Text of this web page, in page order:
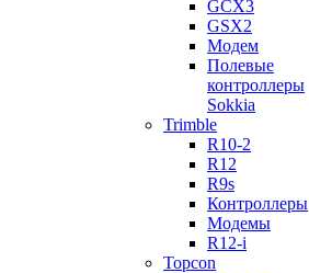
GCX3
GSX2
Модем
Полевые
контроллеры
Sokkia
Trimble
R10-2
R12
R9s
Контроллеры
Модемы
R12-i
Topcon